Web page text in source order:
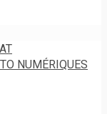
NUMÉRIQUES